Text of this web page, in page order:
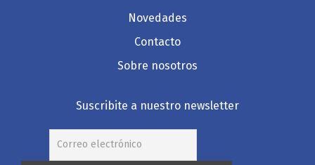
Novedades
Contacto
Sobre nosotros
Suscribite a nuestro newsletter